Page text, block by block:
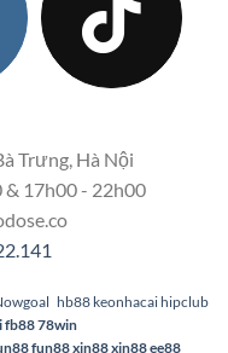
Trưng, Hà Nội
& 17h00 - 22h00
hb88 keonhacaihipclub
fb8878win
fun88xin88xin88ee88